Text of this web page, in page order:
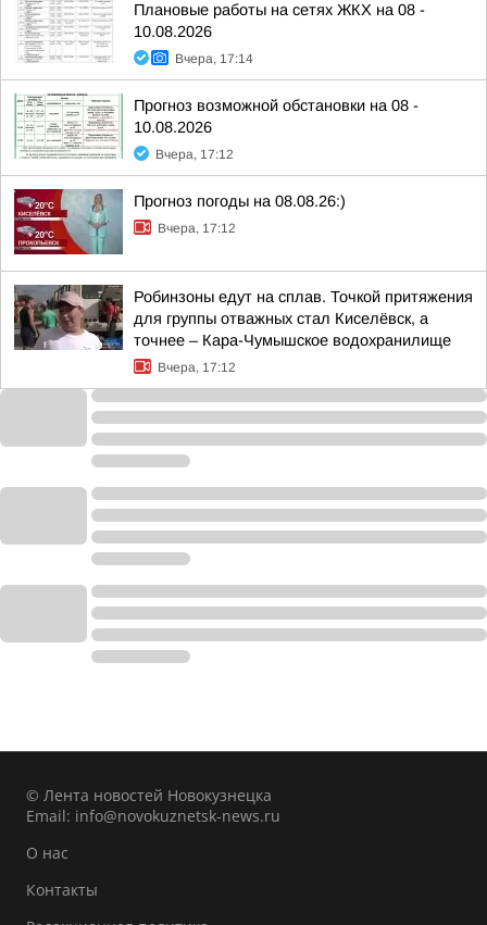
Плановые работы на сетях ЖКХ на 08 -
10.08.2026
Вчера, 17:14
Прогноз возможной обстановки на 08 -
10.08.2026
Вчера, 17:12
Прогноз погоды на 08.08.26:)
Вчера, 17:12
Робинзоны едут на сплав. Точкой притяжения
для группы отважных стал Киселёвск, а
точнее – Кара-Чумышское водохранилище
Вчера, 17:12
© Лента новостей Новокузнецка
Email: info@novokuznetsk-news.ru
О нас
Контакты